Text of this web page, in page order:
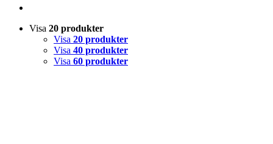
Visa 20 produkter
Visa 20 produkter
Visa 40 produkter
Visa 60 produkter